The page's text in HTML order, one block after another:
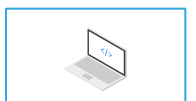
contenuti HTML5 più ricco
nelle piattaforme di
pubblicazione esistenti